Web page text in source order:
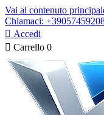
Vai al contenuto
Chiamaci:
 Accedi
 Carrello 0